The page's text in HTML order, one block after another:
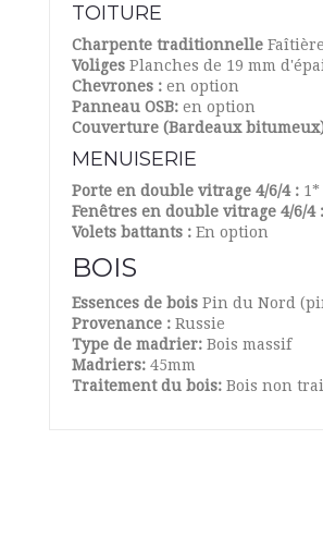
TOITURE
Charpente traditionnelle
Voliges Planches de 19 mm
Chevrones : en option
Panneau OSB: en option
Couverture (Bardeaux
MENUISERIE
Porte en double vitrage 4/6/4 : 1*
Fenêtres en double vitrage 4/6/4 :
Volets battants : En option
BOIS
Essences de bois Pin du Nord
Provenance : Russie
Type de madrier: Bois massif
Madriers: 45mm
Traitement du bois: Bois non